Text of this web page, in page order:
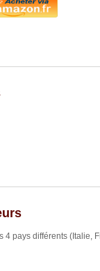
pays différents (Italie,